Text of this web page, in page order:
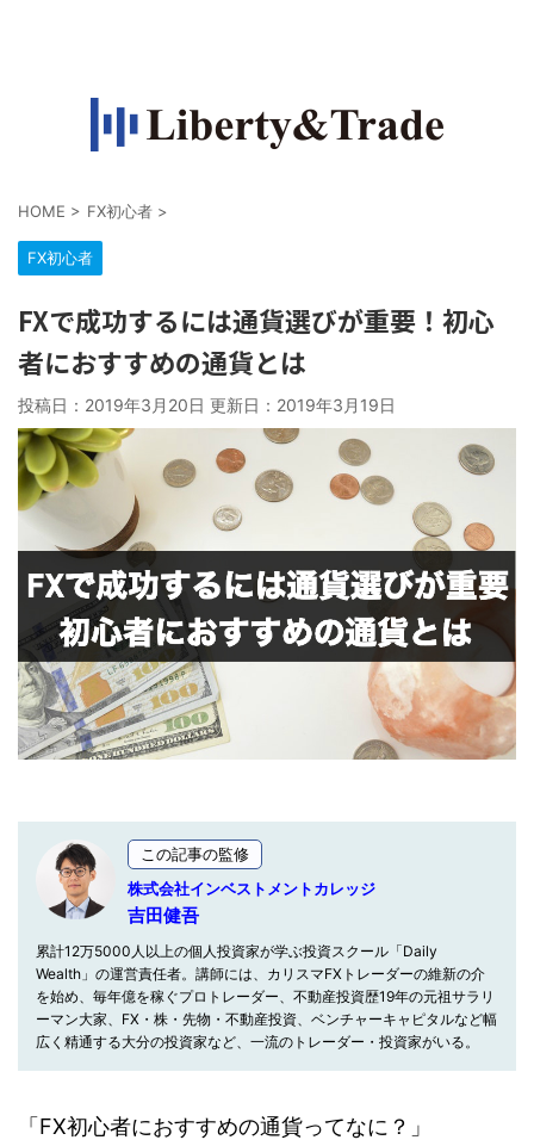
HOME > FX初心者 >
FX初心者
FXで成功するには通貨選びが重要！初心
者におすすめの通貨とは
投稿日：2019年3月20日 更新日： 2019年3月19日
この記事の監修
株式会社インベストメントカレッジ
吉田健吾
累計12万5000人以上の個人投資家が学ぶ投資スクール「Daily
Wealth」の運営責任者。講師には、カリスマFXトレーダーの維新の介
を始め、毎年億を稼ぐプロトレーダー、不動産投資歴19年の元祖サラリ
ーマン大家、FX・株・先物・不動産投資、ベンチャーキャピタルなど幅
広く精通する大分の投資家など、一流のトレーダー・投資家がいる。
「FX初心者におすすめの通貨ってなに？」